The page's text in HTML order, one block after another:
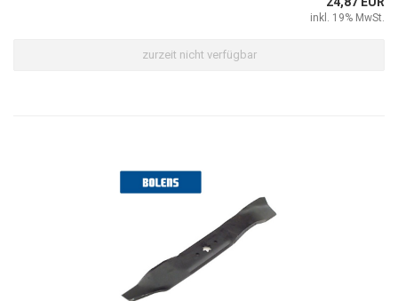
inkl. 19% MwSt.
zurzeit nicht verfügbar